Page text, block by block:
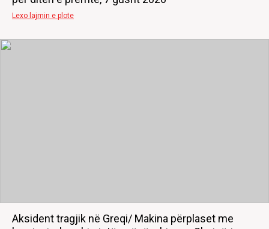
Lexo lajmin e plote
Aksident tragjik në Greqi/ Makina përplaset me